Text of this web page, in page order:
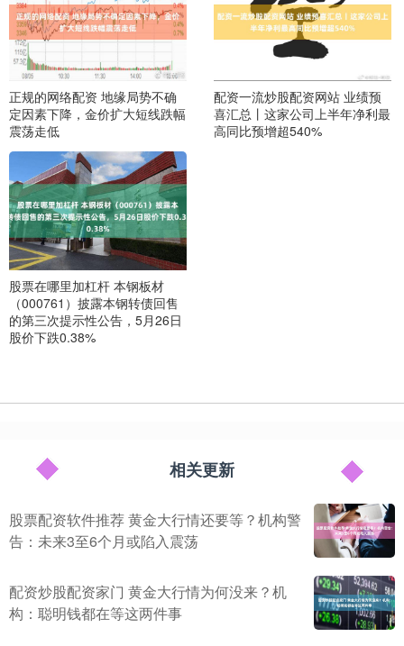
正规的网络配资 地缘局势不确
定因素下降，金价扩大短线跌幅
震荡走低
配资一流炒股配资网站 业绩预
喜汇总丨这家公司上半年净利最
高同比预增超540%
股票在哪里加杠杆 本钢板材
（000761）披露本钢转债回售
的第三次提示性公告，5月26日
股价下跌0.38%
相关更新
股票配资软件推荐 黄金大行情还要等？机构警
告：未来3至6个月或陷入震荡
配资炒股配资家门 黄金大行情为何没来？机
构：聪明钱都在等这两件事